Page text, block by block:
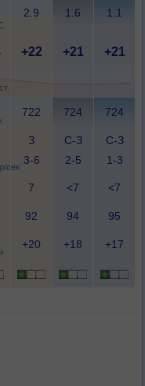
сек
2.9 1.6 1.1
+22 +21 +21
722 724 724
З
3-6
С-З
2-5
С-З
1-3
7 <7 <7
92 94 95
+20 +18 +17